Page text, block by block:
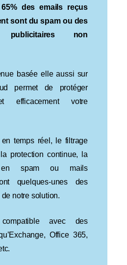
65% des emails reçus
sont du spam ou des
publicitaires non
basée elle aussi sur
permet de protéger
efficacement votre
temps réel, le filtrage
protection continue, la
en spam ou mails
quelques-unes des
notre solution.
avec des
Office 365,